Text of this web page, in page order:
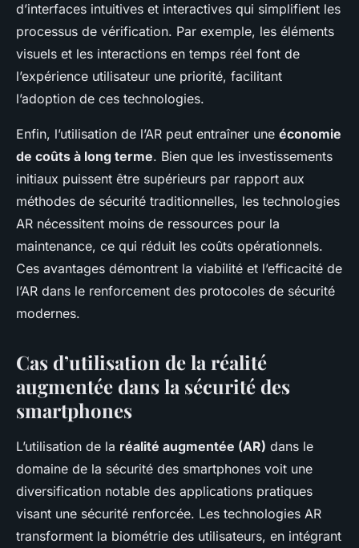
d’interfaces intuitives et interactives qui simplifient les
processus de vérification. Par exemple, les éléments
visuels et les interactions en temps réel font de
l’expérience utilisateur une priorité, facilitant
l’adoption de ces technologies.
Enfin, l’utilisation de l’AR peut entraîner une économie
de coûts à long terme. Bien que les investissements
initiaux puissent être supérieurs par rapport aux
méthodes de sécurité traditionnelles, les technologies
AR nécessitent moins de ressources pour la
maintenance, ce qui réduit les coûts opérationnels.
Ces avantages démontrent la viabilité et l’efficacité de
l’AR dans le renforcement des protocoles de sécurité
modernes.
Cas d’utilisation de la réalité
augmentée dans la sécurité des
smartphones
L’utilisation de la réalité augmentée (AR) dans le
domaine de la sécurité des smartphones voit une
diversification notable des applications pratiques
visant une sécurité renforcée. Les technologies AR
transforment la biométrie des utilisateurs, en intégrant